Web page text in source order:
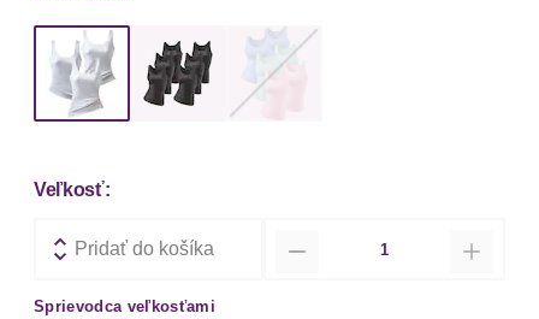
Veľkosť:
Pridať do košíka
Sprievodca veľkosťami